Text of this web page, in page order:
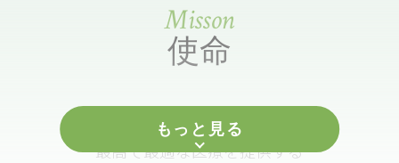
もっと見る
Misson
使命
全ての年代の方々にとって、
最高で最適な医療を提供する